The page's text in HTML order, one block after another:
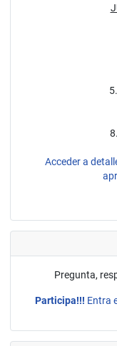
Acceder a
Pregunta,
Participa!!! Entra